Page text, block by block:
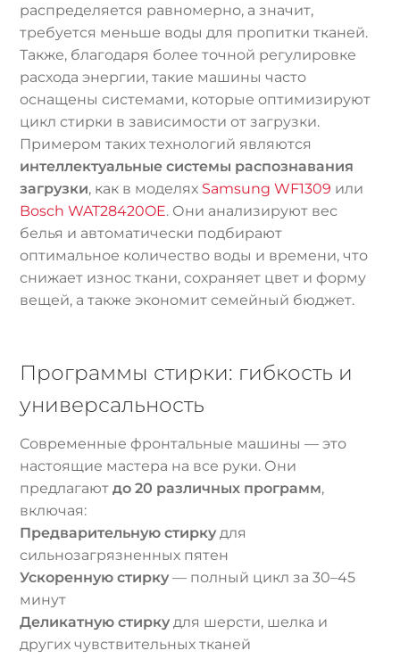
распределяется равномерно, а значит,
требуется меньше воды для пропитки тканей.
Также, благодаря более точной регулировке
расхода энергии, такие машины часто
оснащены системами, которые оптимизируют
цикл стирки в зависимости от загрузки.
Примером таких технологий являются
интеллектуальные системы распознавания
загрузки, как в моделях Samsung WF1309 или
Bosch WAT28420OE. Они анализируют вес
белья и автоматически подбирают
оптимальное количество воды и времени, что
снижает износ ткани, сохраняет цвет и форму
вещей, а также экономит семейный бюджет.
Программы стирки: гибкость и
универсальность
Современные фронтальные машины — это
настоящие мастера на все руки. Они
предлагаютдо 20 различных программ,
включая:
Предварительную стирку для
сильнозагрязненных пятен
Ускоренную стирку — полный цикл за 30–45
минут
Деликатную стирку для шерсти, шелка и
других чувствительных тканей